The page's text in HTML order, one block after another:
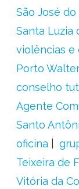
São José do
Santa Luzia
violências e
Porto
conselho
Agente
Santo
oficina
Teixeira de
Vitória da